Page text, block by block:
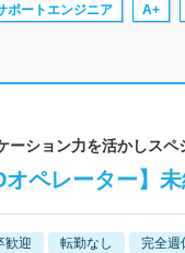
ポートエンジニア A+
ション力を活かしスペ
ペレーター】
歓迎 転勤なし 完全週